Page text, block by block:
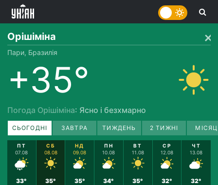
Орішіміна
Пари, Бразилія
+35°
Погода Орішіміна: Ясно і безхмарно
СЬОГОДНІ ЗАВТРА ТИЖДЕНЬ 2 ТИЖНІ
ПТ
07.08
33°
СБ
08.08
35°
НД
09.08
35°
ПН
10.08
34°
ВТ
11.08
35°
СР
12.08
32°
ЧТ
13.08
32°